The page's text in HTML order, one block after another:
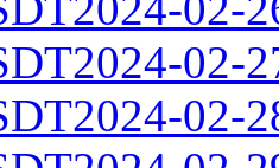
02-
02-